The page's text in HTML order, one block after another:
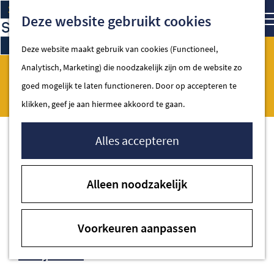
Deze website gebruikt cookies
Deze website maakt gebruik van cookies (Functioneel,
Analytisch, Marketing) die noodzakelijk zijn om de website zo
goed mogelijk te laten functioneren. Door op accepteren te
klikken, geef je aan hiermee akkoord te gaan.
Alles accepteren
Alleen noodzakelijk
Voorkeuren aanpassen
Ga
naar
homepage
SpakenburgSpakenburgse dagen
Toeristisch Informatie Punt Spakenburg
3752 AH Spakenburg